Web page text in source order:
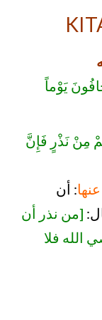
يَوْماً
مِنْ نَذْرٍ فَإِنَّ
: أن
[من نذر أن
الله فلا